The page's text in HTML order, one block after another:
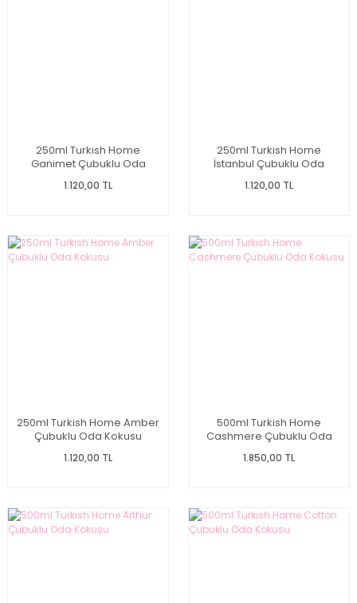
250ml Turkish Home
Ganimet Çubuklu Oda
1.120,00 TL
250ml Turkish Home
İstanbul Çubuklu Oda
1.120,00 TL
250ml Turkish Home Amber
Çubuklu Oda Kokusu
1.120,00 TL
500ml Turkish Home
Cashmere Çubuklu Oda
1.850,00 TL